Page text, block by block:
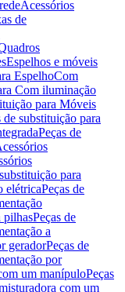
Acessórios
de
Espelhos e móveis
EspelhoCom
Com iluminação
para Móveis
de substituição para
Peças de
para
elétricaPeças de
pilhasPeças de
a
geradorPeças de
por
um manípuloPeças
com um